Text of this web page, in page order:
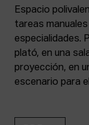
Espacio
tareas
especialidades.
plató, en una
proyección, en
escenario para